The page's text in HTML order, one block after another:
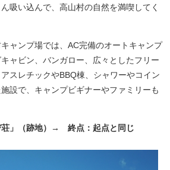
吸い込んで、高山村の自然を満喫してく
ャンプ場では、AC完備のオートキャンプ
ャビン、バンガロー、広々としたフリー
スレチックやBBQ棟、シャワーやコイン
設で、キャンプビギナーやファミリーも
荘」（跡地）→ 終点：起点と同じ